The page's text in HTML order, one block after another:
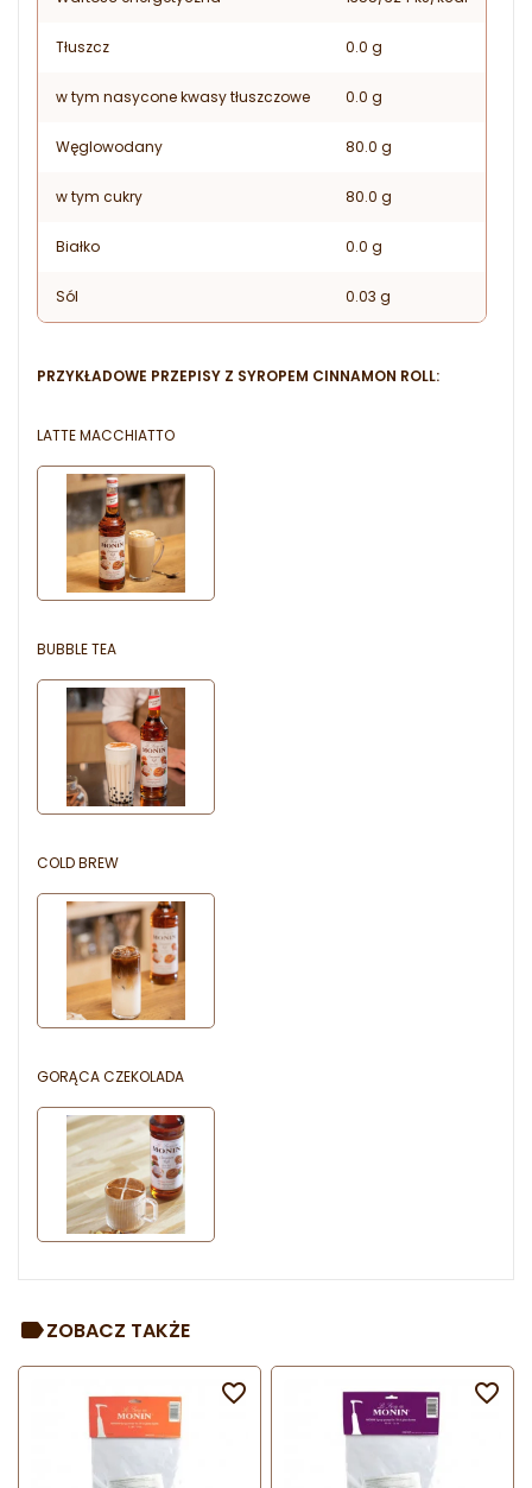
Tłuszcz 0.0 g
w tym nasycone kwasy tłuszczowe 0.0 g
Węglowodany 80.0 g
w tym cukry 80.0 g
Białko 0.0 g
Sól 0.03 g
PRZYKŁADOWE PRZEPISY Z SYROPEM CINNAMON ROLL:
LATTE MACCHIATTO
BUBBLE TEA
COLD BREW
GORĄCA CZEKOLADA
ZOBACZ TAKŻE
 